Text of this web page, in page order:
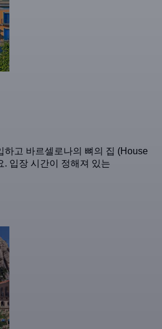
하고 바르셀로나의 뼈의 집 (House
. 입장 시간이 정해져 있는